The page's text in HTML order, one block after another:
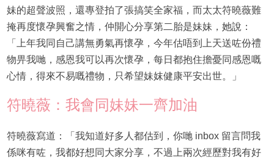
妹的超聲波照，還專登拍了張搞笑全家福，而太太符曉薇難
掩再度懷孕興奮之情，仲開心分享第二胎是妹妹，她說：
「上年我同自己講無勇氣再懷孕，今年估唔到上天送咗份禮
物畀我哋，感恩我可以再次懷孕，每日都抱住擔憂同感恩嘅
心情，得來不易嘅禮物，只希望妹妺健康平安出世。」
符曉薇：我會同妹妹一齊加油
符曉薇寫道：「我知道好多人都估到，你哋 inbox 留言問我
係咪有咗，我都好想同大家分享，不過上兩次經歷對我有好